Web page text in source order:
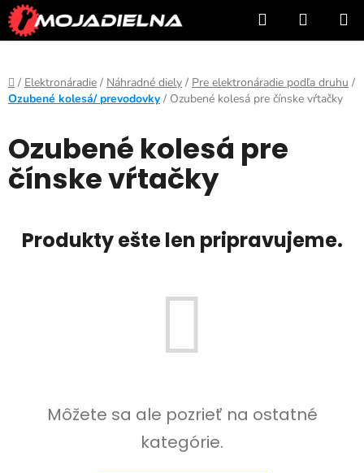
Prejsť
na
obsah
Hľadať
KOŠÍK
Domov
/ Elektronáradie / Náhradné diely / Pre elektronáradie podľa druhu /
Ozubené kolesá/ prevodovky / Ozubené kolesá pre čínske vŕtačky
Ozubené kolesá pre
čínske vŕtačky
Produkty ešte len pripravujeme.
Môžete sa ale pozrieť na ostatné
kategórie.